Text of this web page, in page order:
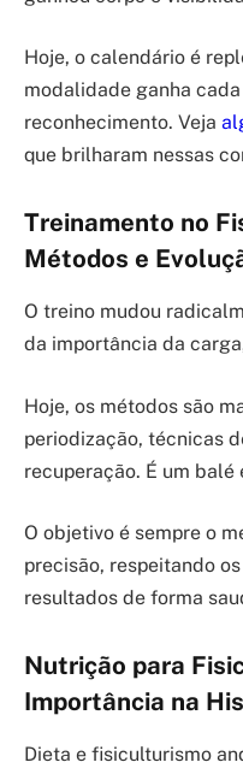
Hoje, o calendário é
modalidade ganha
reconhecimento. Veja
que brilharam nessas
Treinamento no
Métodos e
O treino mudou
da importância da
Hoje, os métodos são
periodização, técnicas
recuperação. É um
O objetivo é sempre o
precisão, respeitando
resultados de forma
Nutrição para
Importância na
Dieta e fisiculturismo